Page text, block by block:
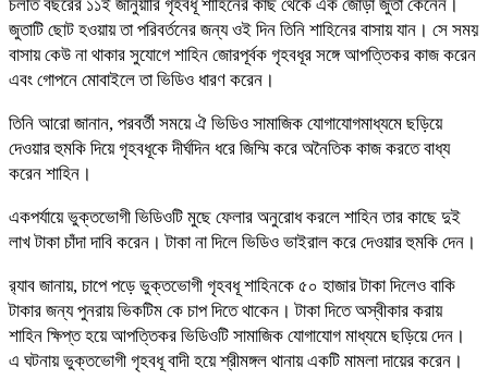
চলতি বছরের ১১ই জানুয়ারি গৃহবধূ শাহিনের কাছ থেকে এক জোড়া জুতা কেনেন।
জুতাটি ছোট হওয়ায় তা পরিবর্তনের জন্য ওই দিন তিনি শাহিনের বাসায় যান। সে সময়
বাসায় কেউ না থাকার সুযোগে শাহিন জোরপূর্বক গৃহবধূর সঙ্গে আপত্তিকর কাজ করেন
এবং গোপনে মোবাইলে তা ভিডিও ধারণ করেন।
তিনি আরো জানান, পরবর্তী সময়ে ঐ ভিডিও সামাজিক যোগাযোগমাধ্যমে ছড়িয়ে
দেওয়ার হুমকি দিয়ে গৃহবধূকে দীর্ঘদিন ধরে জিম্মি করে অনৈতিক কাজ করতে বাধ্য
করেন শাহিন।
একপর্যায়ে ভুক্তভোগী ভিডিওটি মুছে ফেলার অনুরোধ করলে শাহিন তার কাছে দুই
লাখ টাকা চাঁদা দাবি করেন। টাকা না দিলে ভিডিও ভাইরাল করে দেওয়ার হুমকি দেন।
র‌্যাব জানায়, চাপে পড়ে ভুক্তভোগী গৃহবধূ শাহিনকে ৫০ হাজার টাকা দিলেও বাকি
টাকার জন্য পুনরায় ভিকটিম কে চাপ দিতে থাকেন। টাকা দিতে অস্বীকার করায়
শাহিন ক্ষিপ্ত হয়ে আপত্তিকর ভিডিওটি সামাজিক যোগাযোগ মাধ্যমে ছড়িয়ে দেন।
এ ঘটনায় ভুক্তভোগী গৃহবধূ বাদী হয়ে শ্রীমঙ্গল থানায় একটি মামলা দায়ের করেন।